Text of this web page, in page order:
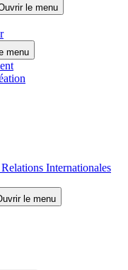
le menu
menu
Internationales
le menu